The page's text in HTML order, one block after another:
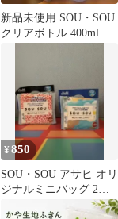
新品未使用 SOU・SOU
クリアボトル 400ml
¥850
SOU・SOU アサヒ オリ
ジナルミニバッグ 2点